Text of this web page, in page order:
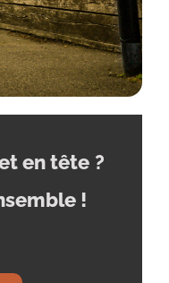
en tête ?
!